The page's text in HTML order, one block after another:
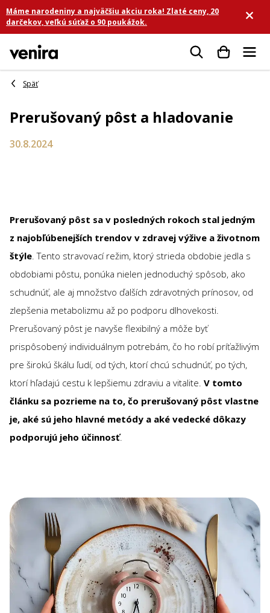
Prejsť
na
obsah
Máme narodeniny a najväčšiu akciu roka! Zlaté ceny, 20
darčekov, veľkú súťaž o 90 poukážok.
Hľadať
Prerušovaný pôst a hladovanie
30.8.2024
Prerušovaný pôst sa v posledných rokoch stal jedným
z najobľúbenejších trendov v zdravej výžive a životnom
štýle. Tento stravovací režim, ktorý strieda obdobie jedla s
obdobiami pôstu, ponúka nielen jednoduchý spôsob, ako
schudnúť, ale aj množstvo ďalších zdravotných prínosov, od
zlepšenia metabolizmu až po podporu dlhovekosti.
Prerušovaný pôst je navyše flexibilný a môže byť
prispôsobený individuálnym potrebám, čo ho robí príťažlivým
pre širokú škálu ľudí, od tých, ktorí chcú schudnúť, po tých,
ktorí hľadajú cestu k lepšiemu zdraviu a vitalite. V tomto
článku sa pozrieme na to, čo prerušovaný pôst vlastne
je, aké sú jeho hlavné metódy a aké vedecké dôkazy
podporujú jeho účinnosť.